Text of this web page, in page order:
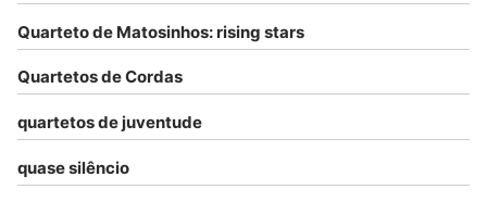
Quarteto de Matosinhos: rising stars
Quartetos de Cordas
quartetos de juventude
quase silêncio